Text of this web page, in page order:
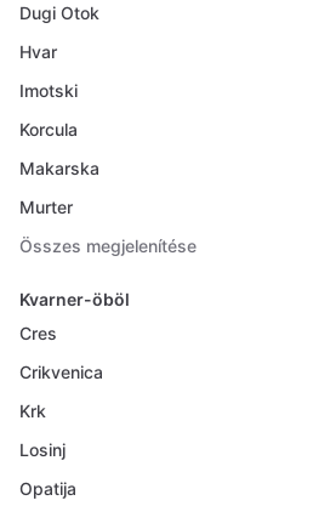
Dugi Otok
Hvar
Imotski
Korcula
Makarska
Murter
Összes megjelenítése
Kvarner-öböl
Cres
Crikvenica
Krk
Losinj
Opatija